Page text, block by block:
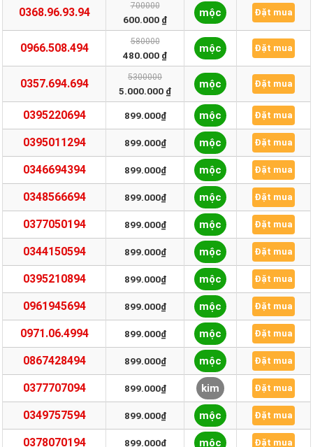
0368.96.93.94 700000
600.000 ₫
mộc Đặt mua
0966.508.494 580000
480.000 ₫
mộc Đặt mua
0357.694.694 5300000
5.000.000 ₫
mộc Đặt mua
0395220694 899.000₫ mộc Đặt mua
0395011294 899.000₫ mộc Đặt mua
0346694394 899.000₫ mộc Đặt mua
0348566694 899.000₫ mộc Đặt mua
0377050194 899.000₫ mộc Đặt mua
0344150594 899.000₫ mộc Đặt mua
0395210894 899.000₫ mộc Đặt mua
0961945694 899.000₫ mộc Đặt mua
0971.06.4994 899.000₫ mộc Đặt mua
0867428494 899.000₫ mộc Đặt mua
0377707094 899.000₫ kim Đặt mua
0349757594 899.000₫ mộc Đặt mua
0378070194 899.000₫ mộc Đặt mua